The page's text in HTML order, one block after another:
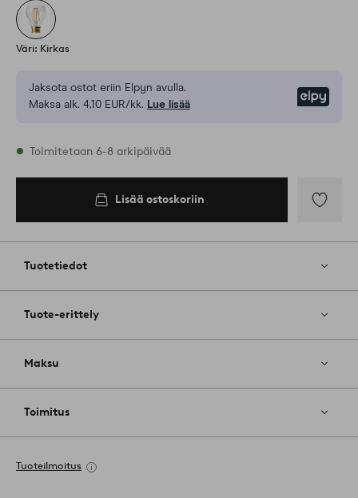
Väri: Kirkas
Jaksota ostot eriin Elpyn avulla.
Maksa alk. 4,10 EUR/kk. Lue lisää
Varastossa
Toimitetaan 6-8 arkipäivää
Lisää ostoskoriin
Tuotetiedot
Tuote-erittely
Maksu
Toimitus
Tuoteilmoitus